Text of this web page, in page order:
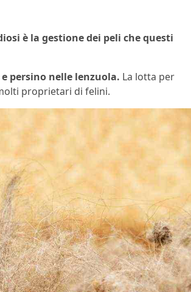
è la gestione dei peli che questi
persino nelle lenzuola. La lotta per
proprietari di felini.